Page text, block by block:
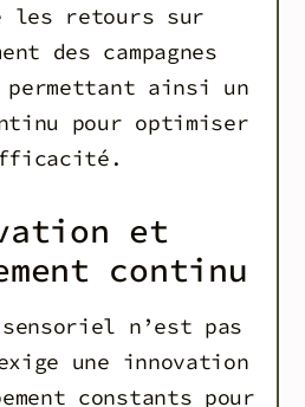
les retours sur
des campagnes
ainsi un
pour optimiser
et
continu
n’est pas
une innovation
constants pour